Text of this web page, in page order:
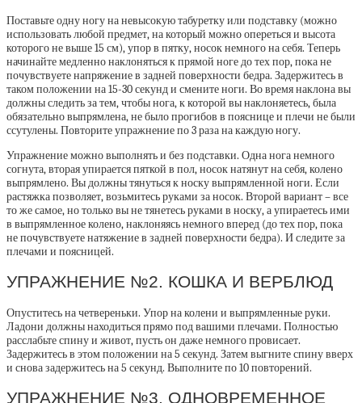
Поставьте одну ногу на невысокую табуретку или подставку (можно
использовать любой предмет, на который можно опереться и высота
которого не выше 15 см), упор в пятку, носок немного на себя. Теперь
начинайте медленно наклоняться к прямой ноге до тех пор, пока не
почувствуете напряжение в задней поверхности бедра. Задержитесь в
таком положении на 15-30 секунд и смените ноги. Во время наклона вы
должны следить за тем, чтобы нога, к которой вы наклоняетесь, была
обязательно выпрямлена, не было прогибов в пояснице и плечи не были
ссутулены. Повторите упражнение по 3 раза на каждую ногу.
Упражнение можно выполнять и без подставки. Одна нога немного
согнута, вторая упирается пяткой в пол, носок натянут на себя, колено
выпрямлено. Вы должны тянуться к носку выпрямленной ноги. Если
растяжка позволяет, возьмитесь руками за носок. Второй вариант – все
то же самое, но только вы не тянетесь руками в носку, а упираетесь ими
в выпрямленное колено, наклоняясь немного вперед (до тех пор, пока
не почувствуете натяжение в задней поверхности бедра). И следите за
плечами и поясницей.
УПРАЖНЕНИЕ №2. КОШКА И ВЕРБЛЮД
Опуститесь на четвереньки. Упор на колени и выпрямленные руки.
Ладони должны находиться прямо под вашими плечами. Полностью
расслабьте спину и живот, пусть он даже немного провисает.
Задержитесь в этом положении на 5 секунд. Затем выгните спину вверх
и снова задержитесь на 5 секунд. Выполните по 10 повторений.
УПРАЖНЕНИЕ №3. ОДНОВРЕМЕННОЕ